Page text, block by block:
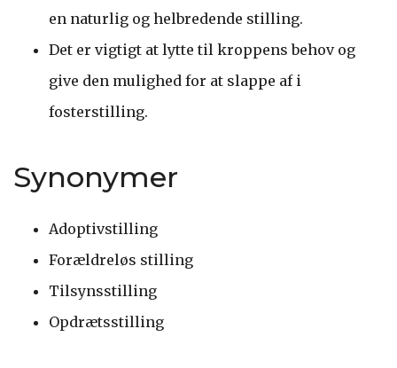
en naturlig og helbredende stilling.
Det er vigtigt at lytte til kroppens behov og
give den mulighed for at slappe af i
fosterstilling.
Synonymer
Adoptivstilling
Forældreløs stilling
Tilsynsstilling
Opdrætsstilling